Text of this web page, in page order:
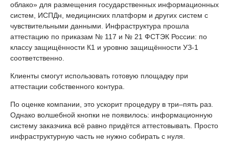
облако» для размещения государственных информационных
систем, ИСПДн, медицинских платформ и других систем с
чувствительными данными. Инфраструктура прошла
аттестацию по приказам № 117 и № 21 ФСТЭК России: по
классу защищённости К1 и уровню защищённости УЗ-1
соответственно.
Клиенты смогут использовать готовую площадку при
аттестации собственного контура.
По оценке компании, это ускорит процедуру в три–пять раз.
Однако волшебной кнопки не появилось: информационную
систему заказчика всё равно придётся аттестовывать. Просто
инфраструктурную часть не нужно собирать с нуля.